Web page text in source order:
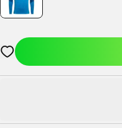
Opent een venster om in te